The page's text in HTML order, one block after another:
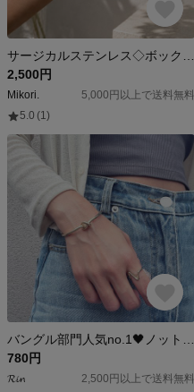
2,500円
Mikori.
5,000円以上で送料無料
5.0 (1)
780円
𝓡𝓲𝓷
2,500円以上で送料無料